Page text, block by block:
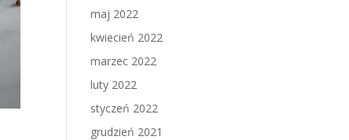
maj 2022
kwiecień 2022
marzec 2022
luty 2022
styczeń 2022
grudzień 2021